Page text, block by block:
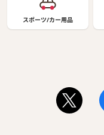
スポーツ/カー用品